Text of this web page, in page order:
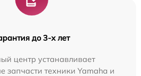
до 3-х лет
центр устанавливает
запчасти техники Yamaha и